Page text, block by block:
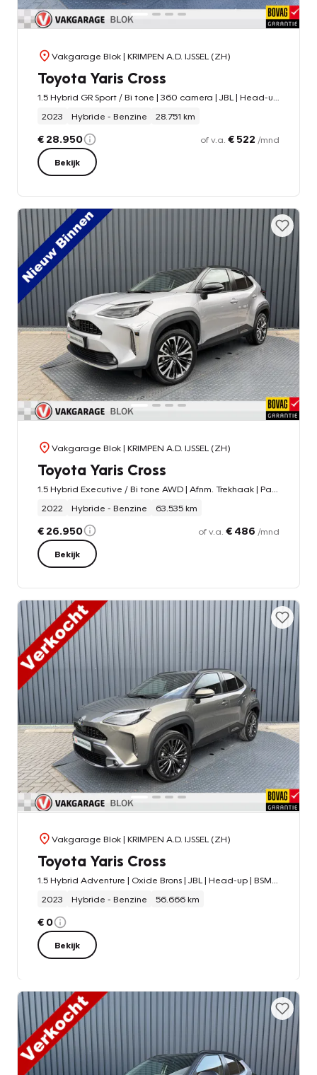
Vakgarage Blok| KRIMPEN A.D. IJSSEL (ZH)
Toyota Yaris Cross
2023
Hybride - Benzine 28.751 km
€ 28.950 of v.a. € 522 /mnd
Bekijk
Vakgarage Blok| KRIMPEN A.D. IJSSEL (ZH)
Toyota Yaris Cross
2022
Hybride - Benzine 63.535 km
€ 26.950 of v.a. € 486 /mnd
Bekijk
Vakgarage Blok| KRIMPEN A.D. IJSSEL (ZH)
Toyota Yaris Cross
2023
Hybride - Benzine 56.666 km
€ 0
Bekijk